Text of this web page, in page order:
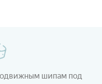
шипам под